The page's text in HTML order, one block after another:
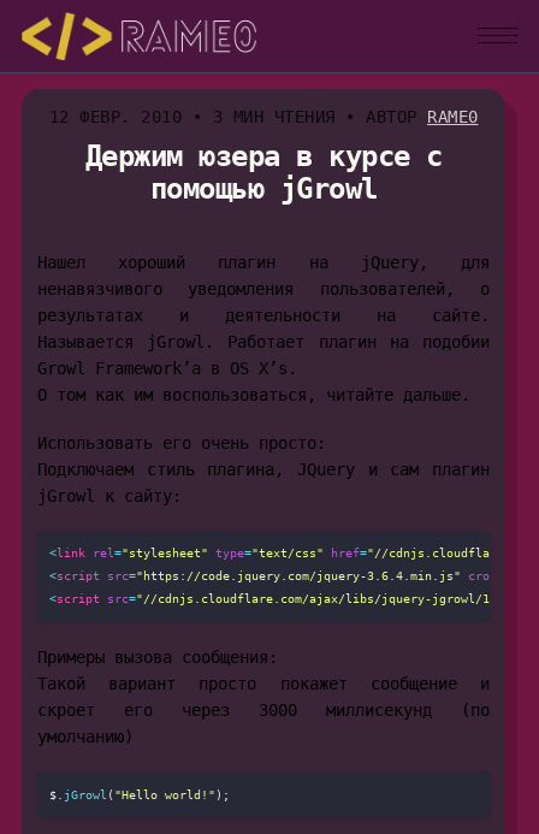
12 ФЕВР. 2010 • 3 МИН ЧТЕНИЯ • АВТОР RAME0
Держим юзера в курсе с
помощью jGrowl
Нашел хороший плагин на jQuery, для
ненавязчивого уведомления пользователей, о
результатах и деятельности на сайте.
Называется jGrowl. Работает плагин на подобии
Growl Framework’а в OS X’s.
О том как им воспользоваться, читайте дальше.
Использовать его очень просто:
Подключаем стиль плагина, JQuery и сам плагин
jGrowl к сайту:
<link rel="stylesheet" type="text/css" href="//
<script src="https://code.jquery.com/jquery-3.6.4.min.js"
<script src="//cdnjs.cloudflare.com/ajax/libs/jquery-jgrowl/1.4.8/
Примеры вызова сообщения:
Такой вариант просто покажет сообщение и
скроет его через 3000 миллисекунд (по
умолчанию)
$. jGrowl ( "Hello world!"